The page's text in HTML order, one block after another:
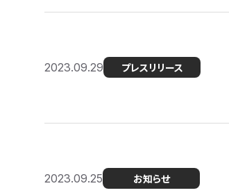
2023.09.29 プレスリリース
2023.09.25 お知らせ